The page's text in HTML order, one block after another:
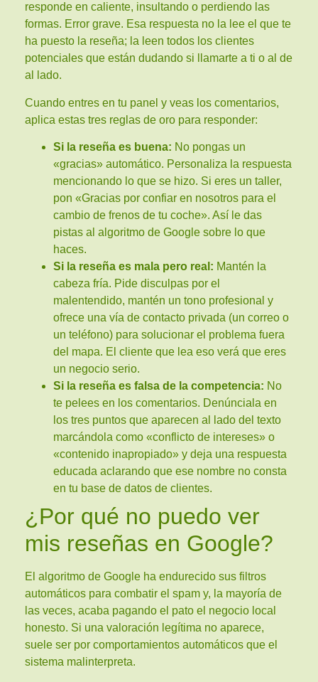
responde en caliente, insultando o perdiendo las
formas. Error grave. Esa respuesta no la lee el que te
ha puesto la reseña; la leen todos los clientes
potenciales que están dudando si llamarte a ti o al de
al lado.
Cuando entres en tu panel y veas los comentarios,
aplica estas tres reglas de oro para responder:
Si la reseña es buena: No pongas un
«gracias» automático. Personaliza la respuesta
mencionando lo que se hizo. Si eres un taller,
pon «Gracias por confiar en nosotros para el
cambio de frenos de tu coche». Así le das
pistas al algoritmo de Google sobre lo que
haces.
Si la reseña es mala pero real: Mantén la
cabeza fría. Pide disculpas por el
malentendido, mantén un tono profesional y
ofrece una vía de contacto privada (un correo o
un teléfono) para solucionar el problema fuera
del mapa. El cliente que lea eso verá que eres
un negocio serio.
Si la reseña es falsa de la competencia: No
te pelees en los comentarios. Denúnciala en
los tres puntos que aparecen al lado del texto
marcándola como «conflicto de intereses» o
«contenido inapropiado» y deja una respuesta
educada aclarando que ese nombre no consta
en tu base de datos de clientes.
¿Por qué no puedo ver
mis reseñas en Google?
El algoritmo de Google ha endurecido sus filtros
automáticos para combatir el spam y, la mayoría de
las veces, acaba pagando el pato el negocio local
honesto. Si una valoración legítima no aparece,
suele ser por comportamientos automáticos que el
sistema malinterpreta.